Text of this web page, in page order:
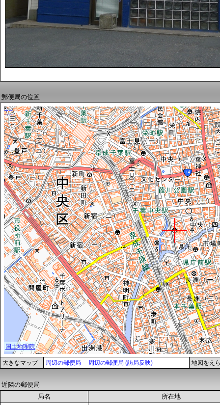
郵便局の位置
大きなマップ 周辺の郵便局 周辺の郵便局 (訪局反映) 地図をえ
近隣の郵便局
局名
所在地